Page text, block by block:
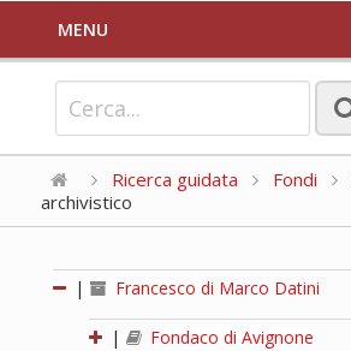
MENU
Ricerca guidata Fondi
archivistico
| Francesco di Marco Datini
|
Fondaco di Avignone